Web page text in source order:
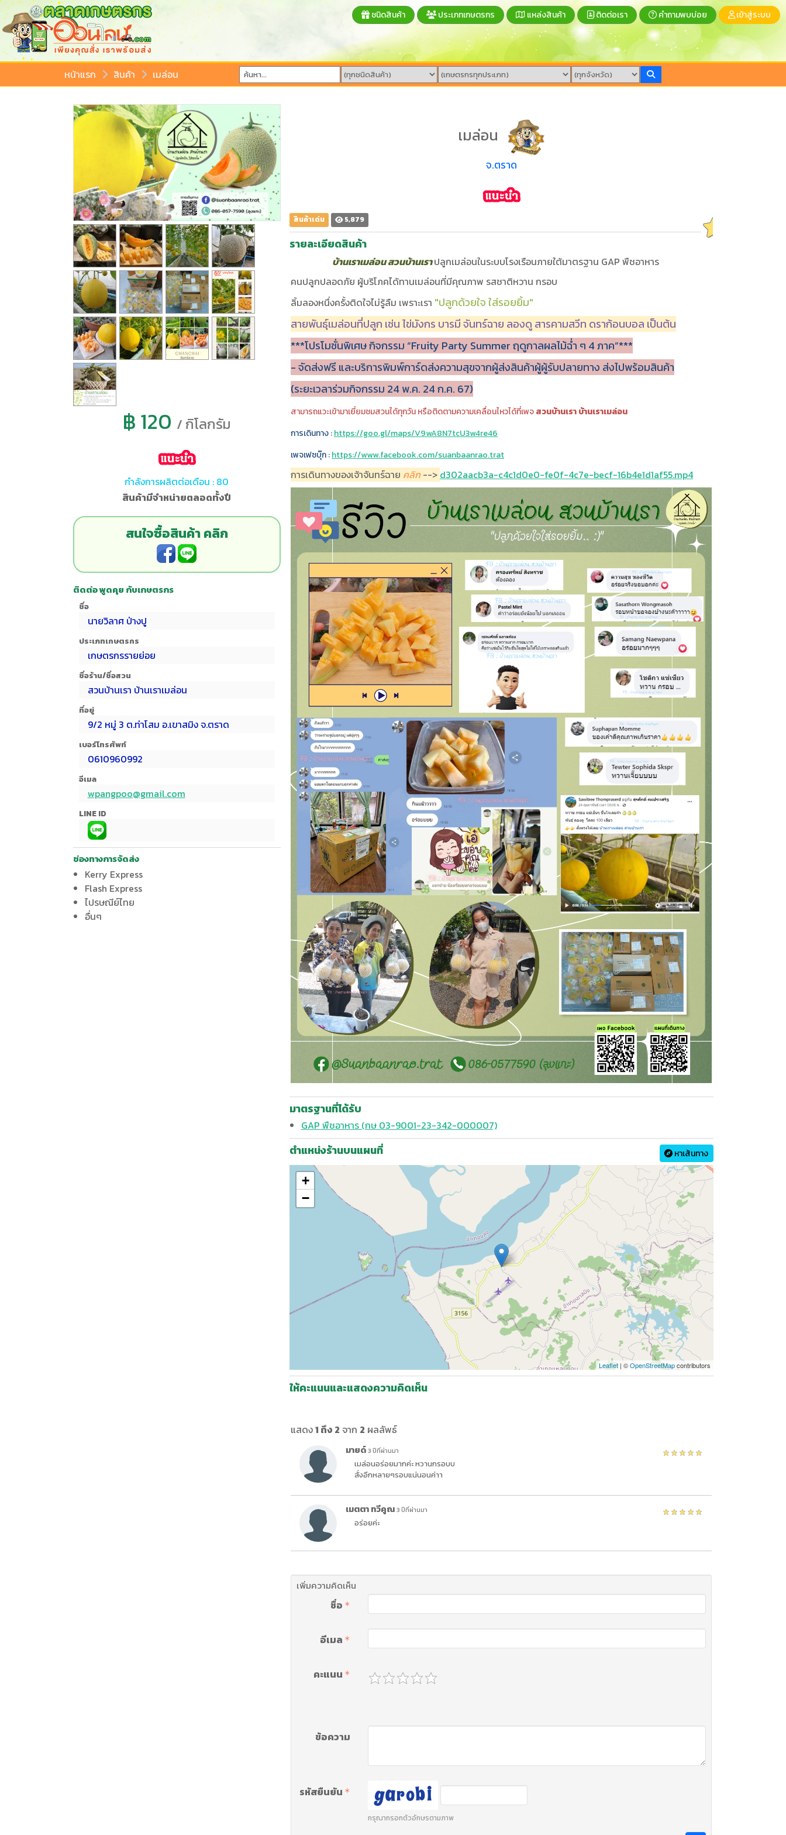
ชนิดสินค้า ประเภทเกษตรกร แหล่งสินค้า ติดต่อเรา คำถามพบบ่อย เข้าสู่ระบบ
หน้าแรก สินค้า เมล่อน
฿ 120 / กิโลกรัม
กำลังการผลิตต่อเดือน : 80
สินค้ามีจำหน่ายตลอดทั้งปี
สนใจซื้อสินค้า คลิก
ติดต่อ พูดคุย กับเกษตรกร
ชื่อ
นายวิลาศ ป่างปู
ประเภทเกษตรกร
เกษตรกรรายย่อย
ชื่อร้าน/ชื่อสวน
สวนบ้านเรา บ้านเราเมล่อน
ที่อยู่
9/2 หมู่ 3 ต.ท่าโสม อ.เขาสมิง จ.ตราด
เบอร์โทรศัพท์
0610960992
อีเมล
wpangpoo@gmail.com
LINE ID
ช่องทางการจัดส่ง
Kerry Express
Flash Express
ไปรษณีย์ไทย
อื่นๆ
เมล่อน
จ.ตราด
สินค้าเด่น 5,879
รายละเอียดสินค้า
บ้านเราเมล่อน สวนบ้านเราปลูกเมล่อนในระบบโรงเรือนภายใต้มาตรฐาน GAP พืชอาหาร
คนปลูกปลอดภัย ผู้บริโภคได้ทานเมล่อนที่มีคุณภาพ รสชาติหวาน กรอบ
ลิ้มลองหนึ่งครั้งติดใจไม่รู้ลืม เพราะเรา "ปลูกด้วยใจ ใส่รอยยิ้ม"
สายพันธุ์เมล่อนที่ปลูก เช่น ไข่มังกร บารมี จันทร์ฉาย ลองดู สารคามสวีท ดราก้อนบอล เป็นต้น
***โปรโมชั่นพิเศษ กิจกรรม “Fruity Party Summer ฤดูกาลผลไม้ฉ่ำ ๆ 4 ภาค”***
- จัดส่งฟรี และบริการพิมพ์การ์ดส่งความสุขจากผู้ส่งสินค้าผู้ผู้รับปลายทาง ส่งไปพร้อมสินค้า
(ระยะเวลาร่วมกิจกรรม 24 พ.ค. 24 ก.ค. 67)
สามารถแวะเข้ามาเยี่ยมชมสวนได้ทุกวัน หรือติดตามความเคลื่อนไหวได้ที่เพจสวนบ้านเรา บ้านเราเมล่อน
การเดินทาง :https://goo.gl/maps/V9wA8N7tcU3w4re46
เพจเฟซบุ๊ก :https://www.facebook.com/suanbaanrao.trat
การเดินทางของเจ้าจันทร์ฉาย คลิก --> d302aacb3a-c4c1d0e0-fe0f-4c7e-becf-16b4e1d1af55.mp4
มาตรฐานที่ได้รับ
GAP พืชอาหาร (กษ 03-9001-23-342-000007)
ตำแหน่งร้านบนแผนที่ หาเส้นทาง
+
−
Leaflet| ©OpenStreetMapcontributors
ให้คะแนนและแสดงความคิดเห็น
แสดง1 ถึง 2 จาก 2 ผลลัพธ์
มายด์3 ปีที่ผ่านมา
เมล่อนอร่อยมากค่ะ หวานกรอบบ
สั่งอีกหลายๆรอบแน่นอนค่าา
เมตตา ทวีคูณ3 ปีที่ผ่านมา
อร่อยค่ะ
เพิ่มความคิดเห็น
ชื่อ
อีเมล
คะแนน
ข้อความ
รหัสยืนยัน
กรุณากรอกตัวอักษรตามภาพ